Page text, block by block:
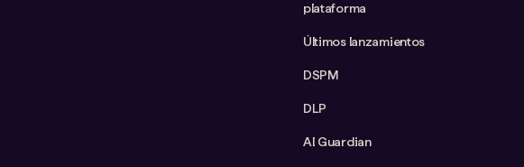
plataforma
Últimos lanzamientos
DSPM
DLP
AI Guardian